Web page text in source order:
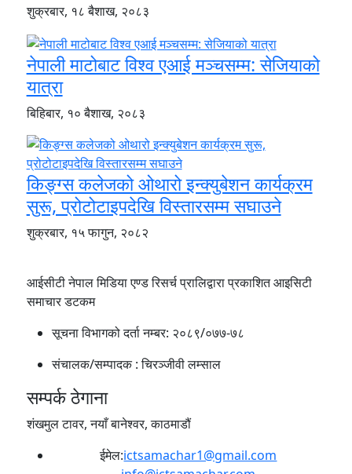
शुक्रबार, १८ बैशाख, २०८३
नेपाली माटोबाट विश्व एआई मञ्चसम्म: सेजियाको
यात्रा
बिहिबार, १० बैशाख, २०८३
किङ्ग्स कलेजको ओथारो इन्क्युबेशन कार्यक्रम
सुरू, प्रोटोटाइपदेखि विस्तारसम्म सघाउने
शुक्रबार, १५ फागुन, २०८२
आईसीटी नेपाल मिडिया एण्ड रिसर्च प्रालिद्वारा प्रकाशित आइसिटी
समाचार डटकम
सूचना विभागको दर्ता नम्बर: २०८९/०७७-७८
संचालक/सम्पादक :चिरञ्जीवी लम्साल
सम्पर्क ठेगाना
शंखमुल टावर, नयाँ बानेश्वर, काठमाडौं
ईमेल:ictsamachar1@gmail.com